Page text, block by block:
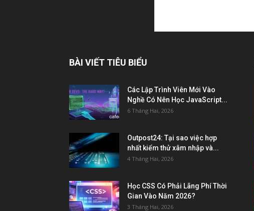
BÀI VIẾT TIÊU BIỂU
Các Lập Trình Viên Mới Vào
Nghề Có Nên Học JavaScript...
6 Tháng Hai, 2026
Outpost24: Tại sao việc hợp
nhất kiểm thử xâm nhập và...
4 Tháng Hai, 2026
Học CSS Có Phải Lãng Phí Thời
Gian Vào Năm 2026?
3 Tháng Hai, 2026